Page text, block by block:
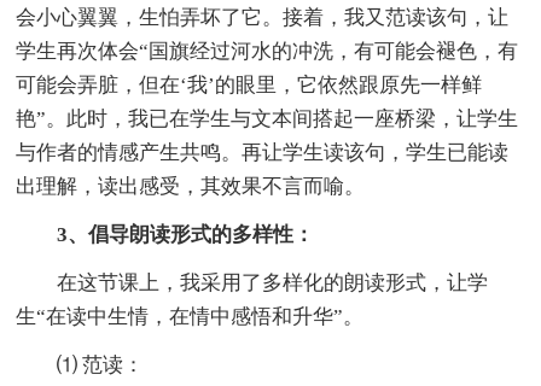
会小心翼翼，生怕弄坏了它。接着，我又范读该句，让
学生再次体会“国旗经过河水的冲洗，有可能会褪色，有
可能会弄脏，但在‘我’的眼里，它依然跟原先一样鲜
艳”。此时，我已在学生与文本间搭起一座桥梁，让学生
与作者的情感产生共鸣。再让学生读该句，学生已能读
出理解，读出感受，其效果不言而喻。
3、倡导朗读形式的多样性：
在这节课上，我采用了多样化的朗读形式，让学
生“在读中生情，在情中感悟和升华”。
⑴ 范读：